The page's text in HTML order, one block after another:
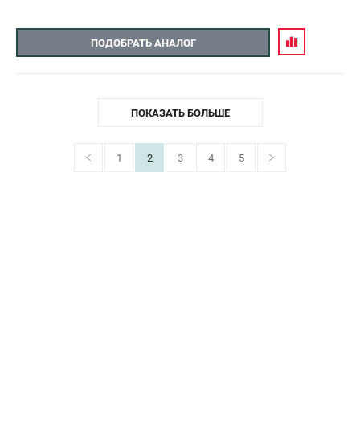
ПОДОБРАТЬ АНАЛОГ
1 2 3 4 5
ПОКАЗАТЬ БОЛЬШЕ